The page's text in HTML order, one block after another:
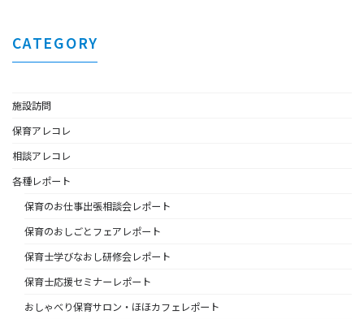
CATEGORY
施設訪問
保育アレコレ
相談アレコレ
各種レポート
保育のお仕事出張相談会レポート
保育のおしごとフェアレポート
保育士学びなおし研修会レポート
保育士応援セミナーレポート
おしゃべり保育サロン・ほほカフェレポート